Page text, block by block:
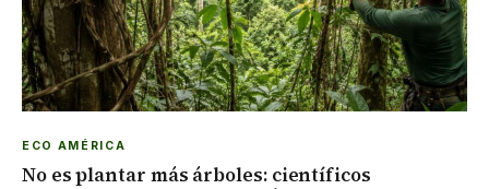
ECO AMÉRICA
No es plantar más árboles: científicos